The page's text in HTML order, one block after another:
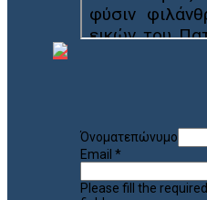
Όνοματεπώνυμο
Email *
Please fill the required